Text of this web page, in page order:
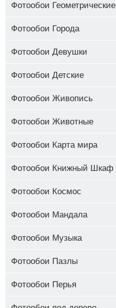
Фотообои Геометрические
Фотообои Города
Фотообои Девушки
Фотообои Детские
Фотообои Живопись
Фотообои Животные
Фотообои Карта мира
Фотообои Книжный Шкаф
Фотообои Космос
Фотообои Мандала
Фотообои Музыка
Фотообои Пазлы
Фотообои Перья